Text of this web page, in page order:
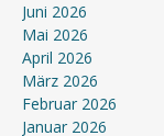
Juni 2026
Mai 2026
April 2026
März 2026
Februar 2026
Januar 2026